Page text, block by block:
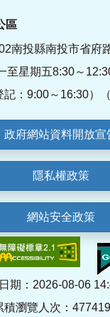
區
南投縣南投市省府
至星期五8:30～
記：9:00～16:30）
政府網站資料開放宣
隱私權政策
網站安全政策
期：2026-08-06
積瀏覽人次：